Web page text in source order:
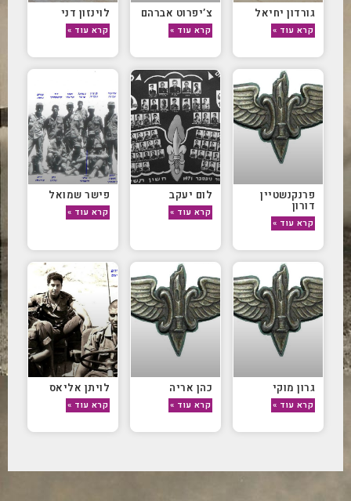
גורדון יחיאל
קרא עוד »
צ’יפרוט אברהם
קרא עוד »
לוינזון דני
קרא עוד »
פרנקנשטיין
דורון
קרא עוד »
לום יעקב
קרא עוד »
פישר שמואל
קרא עוד »
גרון מוקי
קרא עוד »
כהן אריה
קרא עוד »
לויתן אליאס
קרא עוד »